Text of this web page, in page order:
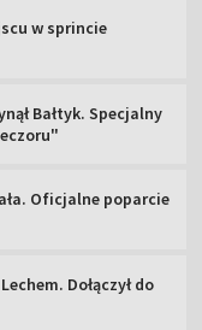
w sprincie
Bałtyk. Specjalny
Oficjalne poparcie
Dołączył do